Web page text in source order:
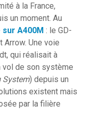
à la France,
un moment. Au
A400M : le GD-
Arrow. Une voie
qui réalisait à
vol de son système
System) depuis un
existent mais
par la filière